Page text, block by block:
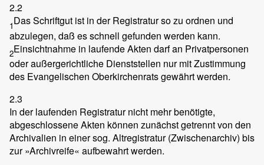
2.2
1Das Schriftgut ist in der Registratur so zu ordnen und
abzulegen, daß es schnell gefunden werden kann.
2Einsichtnahme in laufende Akten darf an Privatpersonen
oder außergerichtliche Dienststellen nur mit Zustimmung
des Evangelischen Oberkirchenrats gewährt werden.
2.3
In der laufenden Registratur nicht mehr benötigte,
abgeschlossene Akten können zunächst getrennt von den
Archivalien in einer sog. Altregistratur (Zwischenarchiv) bis
zur »Archivreife« aufbewahrt werden.